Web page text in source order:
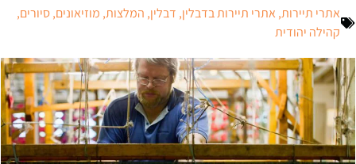
אתרי תיירות, אתרי תיירות בדבלין, דבלין, המלצות, מוזיאונים,סיורים,
קהילה יהודית